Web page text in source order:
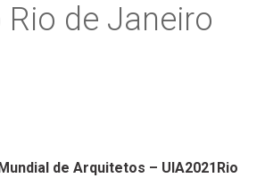
de Janeiro
de Arquitetos – UIA2021Rio